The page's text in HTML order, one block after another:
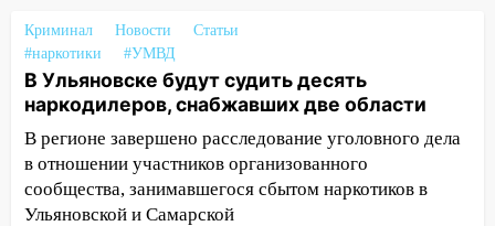
10:00 В Ульяновске дотла сгорел
легковой автомобиль
09:39
В Ульяновске будут судить десять
наркодилеров, снабжавших две области
09:25 Вынесли приговор дебоширам,
избившим мужчину в трамвае
Криминал Новости
Статьи
#наркотики
#УМВД
В Ульяновске будут судить десять
наркодилеров, снабжавших две области
В регионе завершено расследование уголовного дела
в отношении участников организованного
сообщества, занимавшегося сбытом наркотиков в
Ульяновской и Самарской